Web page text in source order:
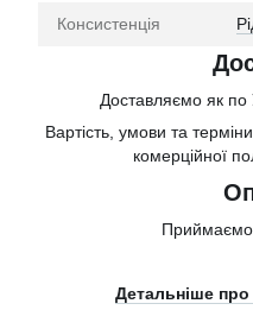
Консистенція
Доставляємо як по
Вартість, умови та
комерційної
Приймаємо
Детальніше про